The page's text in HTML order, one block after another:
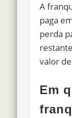
A
paga
perda
valor
Em